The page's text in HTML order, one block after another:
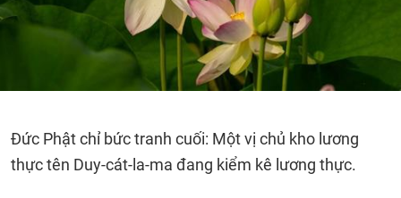
Đức Phật chỉ bức tranh cuối: Một vị chủ kho lương
thực tên Duy-cát-la-ma đang kiểm kê lương thực.